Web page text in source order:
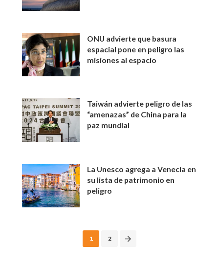
ONU advierte que basura
espacial pone en peligro las
misiones al espacio
Taiwán advierte peligro de las
“amenazas” de China para la
paz mundial
La Unesco agrega a Venecia en
su lista de patrimonio en
peligro
1 2